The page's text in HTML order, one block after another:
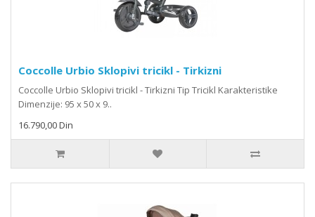
Coccolle Urbio Sklopivi tricikl - Tirkizni
Coccolle Urbio Sklopivi tricikl - Tirkizni Tip Tricikl Karakteristike
Dimenzije: 95 x 50 x 9..
16.790,00 Din